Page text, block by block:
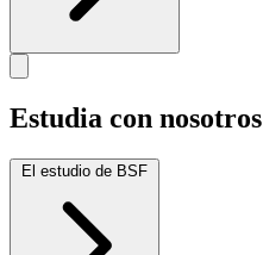
Estudia con nosotros
El estudio de BSF